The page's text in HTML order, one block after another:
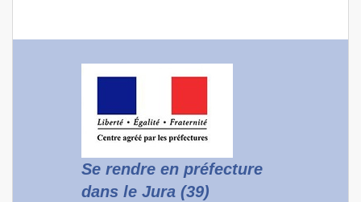
Se rendre en préfecture
dans le Jura (39)